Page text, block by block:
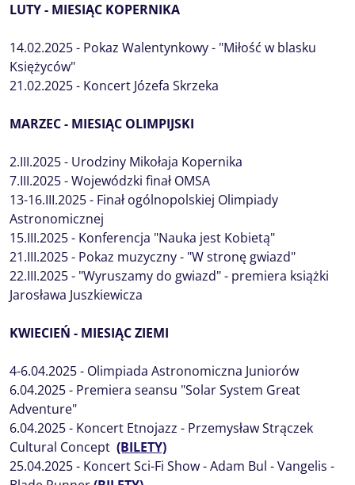
LUTY - MIESIĄC KOPERNIKA
14.02.2025 - Pokaz Walentynkowy - "Miłość w blasku
Księżyców"
21.02.2025 - Koncert Józefa Skrzeka
MARZEC - MIESIĄC OLIMPIJSKI
2.III.2025 - Urodziny Mikołaja Kopernika
7.III.2025 - Wojewódzki finał OMSA
13-16.III.2025 - Finał ogólnopolskiej Olimpiady
Astronomicznej
15.III.2025 - Konferencja "Nauka jest Kobietą"
21.III.2025 - Pokaz muzyczny - "W stronę gwiazd"
22.III.2025 - "Wyruszamy do gwiazd" - premiera książki
Jarosława Juszkiewicza
KWIECIEŃ - MIESIĄC ZIEMI
4-6.04.2025 - Olimpiada Astronomiczna Juniorów
6.04.2025 - Premiera seansu "Solar System Great
Adventure"
6.04.2025 - Koncert Etnojazz - Przemysław Strączek
Cultural Concept (BILETY)
25.04.2025 - Koncert Sci-Fi Show - Adam Bul - Vangelis -